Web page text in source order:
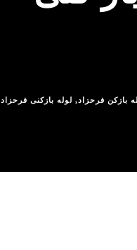
بازکن فرحزاد, لوله بازکنی فرحزاد